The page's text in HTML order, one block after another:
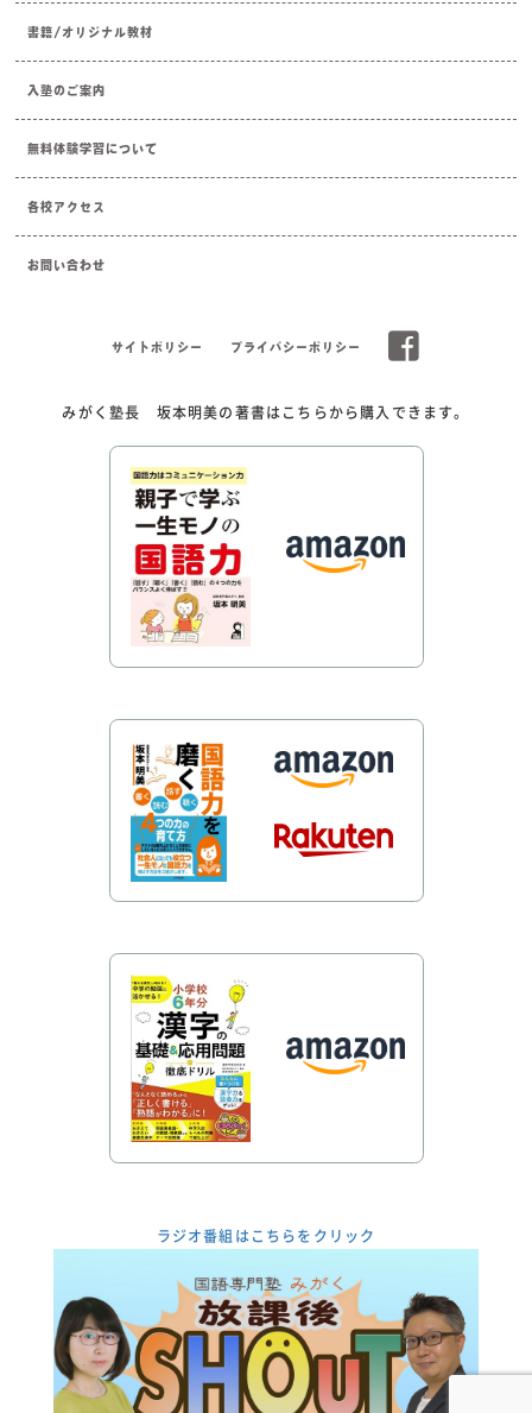
書籍/オリジナル教材
入塾のご案内
無料体験学習について
各校アクセス
お問い合わせ
サイトポリシー プライバシーポリシー
みがく塾長 坂本明美の著書はこちらから購入できます。
ラジオ番組はこちらをクリック